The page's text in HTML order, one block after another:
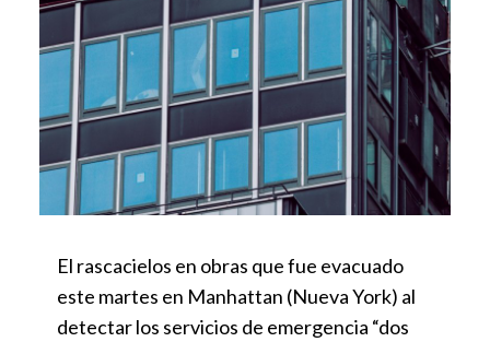
El rascacielos en obras que fue evacuado
este martes en Manhattan (Nueva York) al
detectar los servicios de emergencia “dos